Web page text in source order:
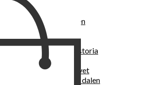
som lekte med elden
vill nytt, vi begär plats”
vid avgrunden
: en kulturhistoria
fastebok
skin : ung hud hela livet
lilla pensionatet i gröna dalen